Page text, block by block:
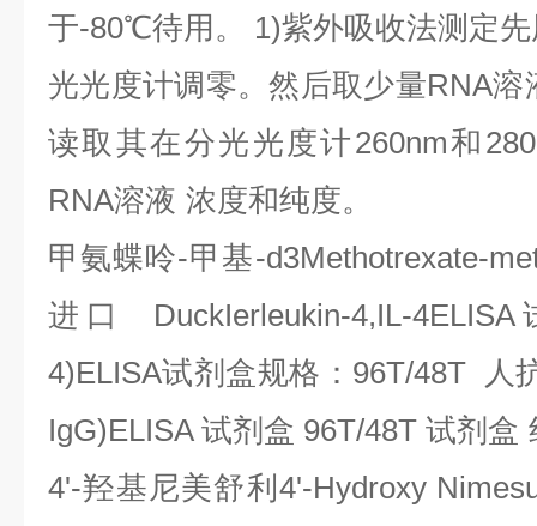
于-80℃待用。 1)紫外吸收法测定
光光度计调零。然后取少量RNA溶
读取其在分光光度计260nm和
RNA溶液 浓度和纯度。
甲氨蝶呤-甲基-d3Methotrexate-
进口
DuckIerleukin-4,IL-4ELISA
4)ELISA试剂盒规格： 96T/48T
人
IgG)ELISA 试剂盒 96T/48T 试剂盒
4'-羟基尼美舒利 4'-Hydroxy